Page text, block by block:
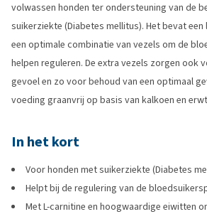
volwassen honden ter ondersteuning van de
suikerziekte (Diabetes mellitus). Het bevat een
een optimale combinatie van vezels om de
helpen reguleren. De extra vezels zorgen ook
gevoel en zo voor behoud van een optimaal
voeding graanvrij op basis van kalkoen en
In het kort
Voor honden met suikerziekte (Diabetes
Helpt bij de regulering van de
Met L-carnitine en hoogwaardige eiwitten